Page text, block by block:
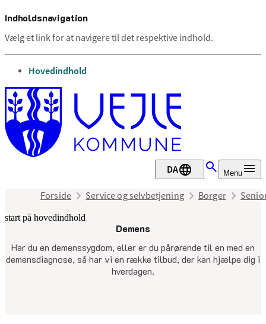
Indholdsnavigation
Vælg et link for at navigere til det respektive indhold.
gå til
Hovedindhold
DA Menu
Forside Service og selvbetjening Borger
start på hovedindhold
Demens
Har du en demenssygdom, eller er du pårørende til en med en
demensdiagnose, så har vi en række tilbud, der kan hjælpe dig i
hverdagen.
senest opdateret 5. maj 2026